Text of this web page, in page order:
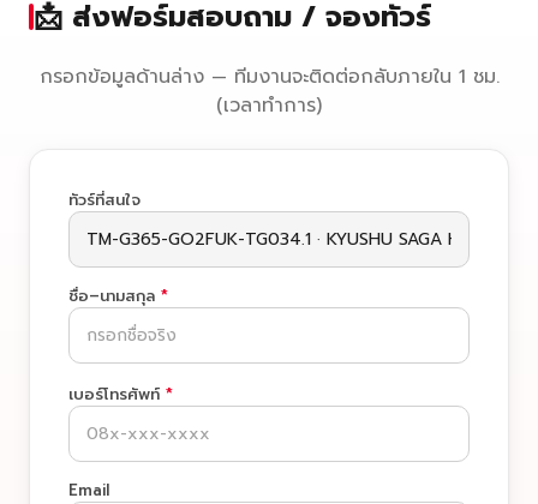
📩 ส่งฟอร์มสอบถาม / จองทัวร์
กรอกข้อมูลด้านล่าง — ทีมงานจะติดต่อกลับภายใน 1 ชม.
(เวลาทำการ)
ทัวร์ที่สนใจ
ชื่อ–นามสกุล *
เบอร์โทรศัพท์ *
Email